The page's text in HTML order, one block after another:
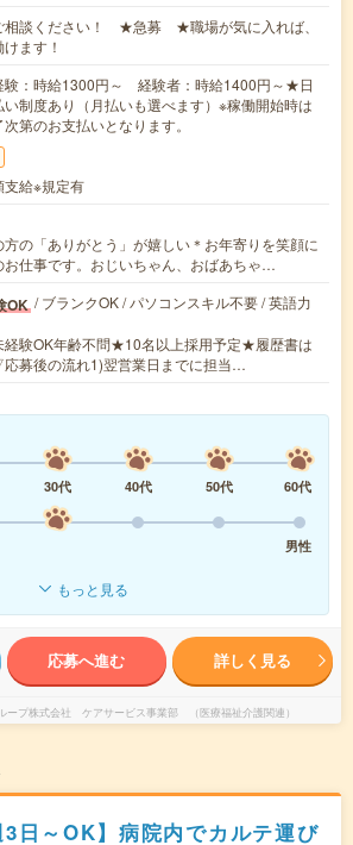
相談ください！ ★急募 ★職場が気に入れば、
ます！
験：時給1300円～ 経験者：時給1400円～★日
制度あり（月払いも選べます）※稼働開始時は
第のお支払いとなります。
支給※規定有
方の「ありがとう」が嬉しい＊お年寄りを笑顔に
お仕事です。おじいちゃん、おばあちゃ…
OK / ブランクOK / パソコンスキル不要 / 英語力
経験OK年齢不問★10名以上採用予定★履歴書は
募後の流れ1)翌営業日までに担当…
30代 40代 50代
60代
男性
もっと見る
応募へ進む 詳しく見る
ープ株式会社 ケアサービス事業部 （医療福祉介護関連）
3日～OK】病院内でカルテ運び